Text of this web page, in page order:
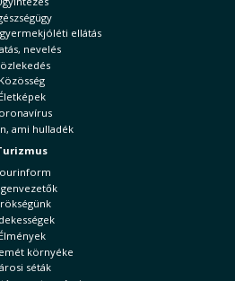
ellátás
nevelés
Közösség
Életképek
ami hulladék
Élmények
környéke
séták